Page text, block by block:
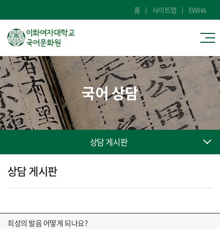
홈 사이트맵 EWHA
국어 상담
상담 게시판
상담 게시판
죄성의 발음 어떻게 되나요?